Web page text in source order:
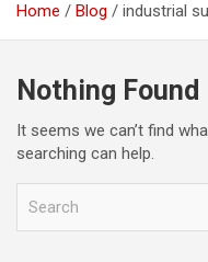
Home Blog industrial
Nothing Found
It seems we can’t find
searching can help.